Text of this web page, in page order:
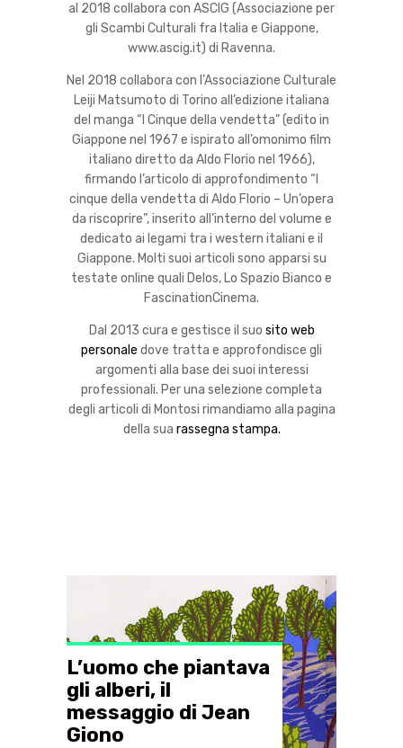
al 2018 collabora con ASCIG (Associazione per
gli Scambi Culturali fra Italia e Giappone,
www.ascig.it) di Ravenna.
Nel 2018 collabora con l’Associazione Culturale
Leiji Matsumoto di Torino all’edizione italiana
del manga “I Cinque della vendetta” (edito in
Giappone nel 1967 e ispirato all’omonimo film
italiano diretto da Aldo Florio nel 1966),
firmando l’articolo di approfondimento “I
cinque della vendetta di Aldo Florio – Un’opera
da riscoprire”, inserito all’interno del volume e
dedicato ai legami tra i western italiani e il
Giappone. Molti suoi articoli sono apparsi su
testate online quali Delos, Lo Spazio Bianco e
FascinationCinema.
Dal 2013 cura e gestisce il suo sito web
personale dove tratta e approfondisce gli
argomenti alla base dei suoi interessi
professionali. Per una selezione completa
degli articoli di Montosi rimandiamo alla pagina
della sua rassegna stampa.
L’uomo che piantava
gli alberi, il
messaggio di Jean
Giono